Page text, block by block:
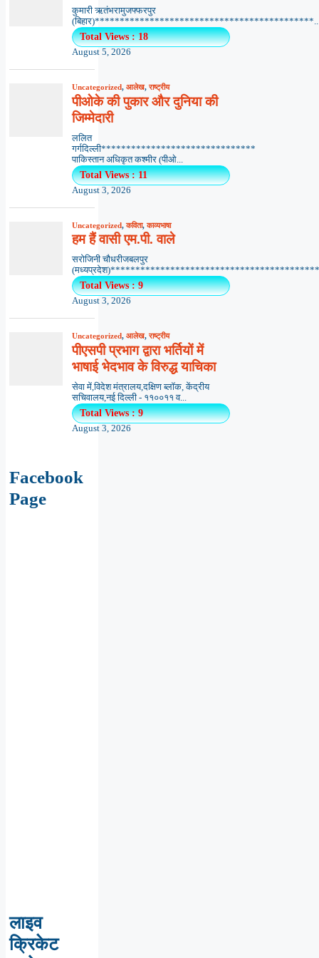
कुमारी ऋतंभरामुजफ्फरपुर
Total Views : 18
August 5, 2026
Uncategorized, आलेख,राष्ट्रीय
पीओके की पुकार और दुनिया की
जिम्मेदारी
ललित
गर्गदिल्ली*******************************
पाकिस्तान अधिकृत कश्मीर (पीओ...
Total Views : 11
August 3, 2026
Uncategorized,कविता,काव्यभाषा
हम हैं वासी एम.पी. वाले
सरोजिनी चौधरीजबलपुर
Total Views : 9
August 3, 2026
Uncategorized, आलेख,राष्ट्रीय
पीएसपी प्रभाग द्वारा भर्तियों में
भाषाई भेदभाव के विरुद्ध याचिका
सेवा में,विदेश मंत्रालय,दक्षिण ब्लॉक, केंद्रीय
सचिवालय,नई दिल्ली - ११००११ व...
Total Views : 9
August 3, 2026
Facebook
Page
लाइव
क्रिकेट